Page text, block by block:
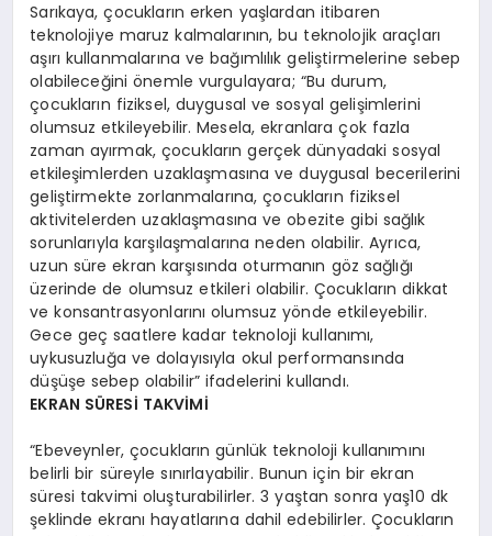
Sarıkaya, çocukların erken yaşlardan itibaren
teknolojiye maruz kalmalarının, bu teknolojik araçları
aşırı kullanmalarına ve bağımlılık geliştirmelerine sebep
olabileceğini önemle vurgulayara; “Bu durum,
çocukların fiziksel, duygusal ve sosyal gelişimlerini
olumsuz etkileyebilir. Mesela, ekranlara çok fazla
zaman ayırmak, çocukların gerçek dünyadaki sosyal
etkileşimlerden uzaklaşmasına ve duygusal becerilerini
geliştirmekte zorlanmalarına, çocukların fiziksel
aktivitelerden uzaklaşmasına ve obezite gibi sağlık
sorunlarıyla karşılaşmalarına neden olabilir. Ayrıca,
uzun süre ekran karşısında oturmanın göz sağlığı
üzerinde de olumsuz etkileri olabilir. Çocukların dikkat
ve konsantrasyonlarını olumsuz yönde etkileyebilir.
Gece geç saatlere kadar teknoloji kullanımı,
uykusuzluğa ve dolayısıyla okul performansında
düşüşe sebep olabilir” ifadelerini kullandı.
EKRAN SÜRESİ TAKVİMİ
“Ebeveynler, çocukların günlük teknoloji kullanımını
belirli bir süreyle sınırlayabilir. Bunun için bir ekran
süresi takvimi oluşturabilirler. 3 yaştan sonra yaş10 dk
şeklinde ekranı hayatlarına dahil edebilirler. Çocukların